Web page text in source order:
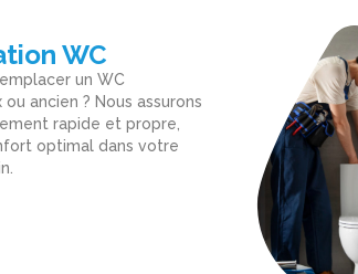
WC
un WC
ancien ? Nous assurons
rapide et propre,
optimal dans votre